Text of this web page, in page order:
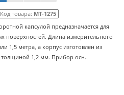
Код товара: MT-1275
капсулой предназначается для
поверхностей. Длина измерительного
1,5 метра, а корпус изготовлен из
1,2 мм. Прибор осн..